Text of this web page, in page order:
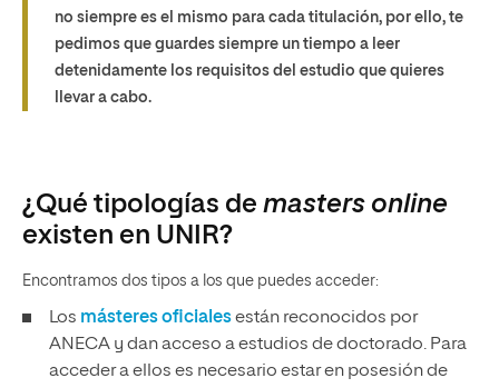
no siempre es el mismo para cada titulación, por ello, te
pedimos que guardes siempre un tiempo a leer
detenidamente los requisitos del estudio que quieres
llevar a cabo.
¿Qué tipologías de masters online
existen en UNIR?
Encontramos dos tipos a los que puedes acceder:
Los másteres oficialesestán reconocidos por
ANECA y dan acceso a estudios de doctorado. Para
acceder a ellos es necesario estar en posesión de